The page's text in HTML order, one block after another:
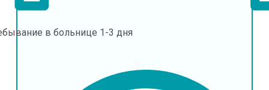
в больнице 1-3 дня